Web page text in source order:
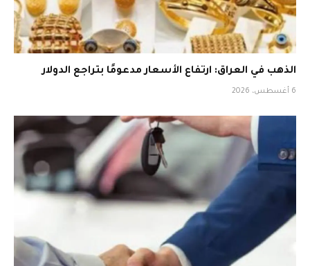
الذهب في العراق: ارتفاع الأسعار مدعومًا بتراجع الدولار
6 أغسطس، 2026